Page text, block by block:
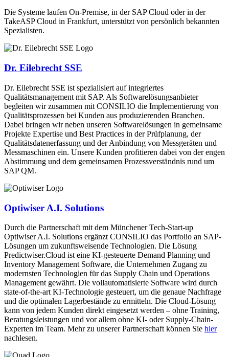
Die Systeme laufen On-Premise, in der SAP Cloud oder in der
TakeASP Cloud in Frankfurt, unterstützt von persönlich bekannten
Spezialisten.
Dr. Eilebrecht SSE
Dr. Eilebrecht SSE ist spezialisiert auf integriertes
Qualitätsmanagement mit SAP. Als Softwarelösungsanbieter
begleiten wir zusammen mit CONSILIO die Implementierung von
Qualitätsprozessen bei Kunden aus produzierenden Branchen.
Dabei bringen wir neben unseren Softwarelösungen in gemeinsame
Projekte Expertise und Best Practices in der Prüfplanung, der
Qualitätsdatenerfassung und der Anbindung von Messgeräten und
Messmaschinen ein. Unsere Kunden profitieren dabei von der engen
Abstimmung und dem gemeinsamen Prozessverständnis rund um
SAP QM.
Optiwiser A.I. Solutions
Durch die Partnerschaft mit dem Münchener Tech-Start-up
Optiwiser A.I. Solutions ergänzt CONSILIO das Portfolio an SAP-
Lösungen um zukunftsweisende Technologien. Die Lösung
Predictwiser.Cloud ist eine KI-gesteuerte Demand Planning und
Inventory Management Software, die Unternehmen Zugang zu
modernsten Technologien für das Supply Chain und Operations
Management gewährt. Die vollautomatisierte Software wird durch
state-of-the-art KI-Technologie gesteuert, um die genaue Nachfrage
und die optimalen Lagerbestände zu ermitteln. Die Cloud-Lösung
kann von jedem Kunden direkt eingesetzt werden – ohne Training,
Beratungsleistungen und vor allem ohne KI- oder Supply-Chain-
Experten im Team. Mehr zu unserer Partnerschaft können Sie hier
nachlesen.